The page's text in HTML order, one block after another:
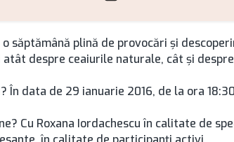
o săptămână plină de provocări și
atât despre ceaiurile naturale, cât și
În data de 29 ianuarie 2016, de la ora
Cu Roxana Iordachescu în calitate de